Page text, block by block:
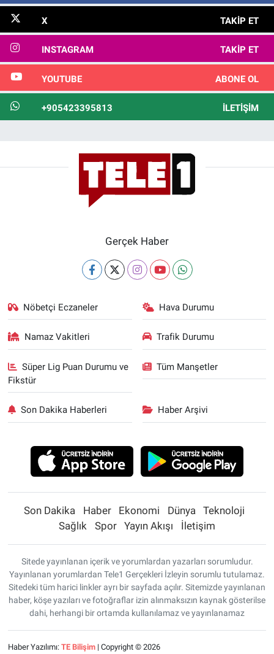
X TAKIP ET
INSTAGRAM TAKIP ET
YOUTUBE ABONE OL
+905423395813 İLETIŞIM
Gerçek Haber
Nöbetçi Eczaneler Hava Durumu
Namaz Vakitleri Trafik Durumu
Süper Lig Puan Durumu ve
Fikstür
Tüm Manşetler
Son Dakika Haberleri Haber Arşivi
Son Dakika Haber Ekonomi Dünya
Teknoloji
Sağlık
Spor Yayın Akışı İletişim
Sitede yayınlanan içerik ve yorumlardan yazarları sorumludur.
Yayınlanan yorumlardan Tele1 Gerçekleri İzleyin sorumlu tutulamaz.
Sitedeki tüm harici linkler ayrı bir sayfada açılır. Sitemizde yayınlanan
haber, köşe yazıları ve fotoğraflar izin alınmaksızın kaynak gösterilse
dahi, herhangi bir ortamda kullanılamaz ve yayınlanamaz
Haber Yazılımı: TE Bilişim| Copyright © 2026